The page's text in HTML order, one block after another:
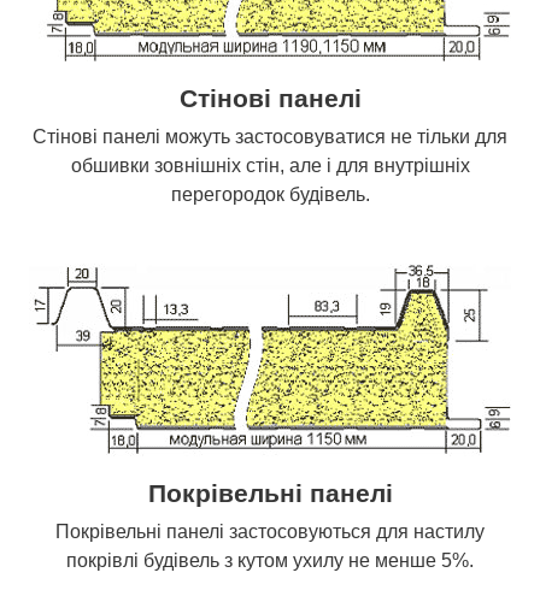
Стінові панелі
Стінові панелі можуть застосовуватися не тільки для
обшивки зовнішніх стін, але і для внутрішніх
перегородок будівель.
Покрівельні панелі
Покрівельні панелі застосовуються для настилу
покрівлі будівель з кутом ухилу не менше 5%.